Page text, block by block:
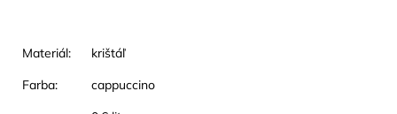
Materiál:
krištáľ
Farba:
cappuccino